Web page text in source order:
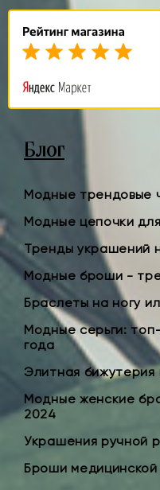
Блог
Модные трендовые
Модные цепочки
Тренды украшений
Модные броши -
Браслеты на ногу
Модные серьги:
года
Элитная бижутерия
Модные женские
2024
Украшения ручной
Броши медицинской